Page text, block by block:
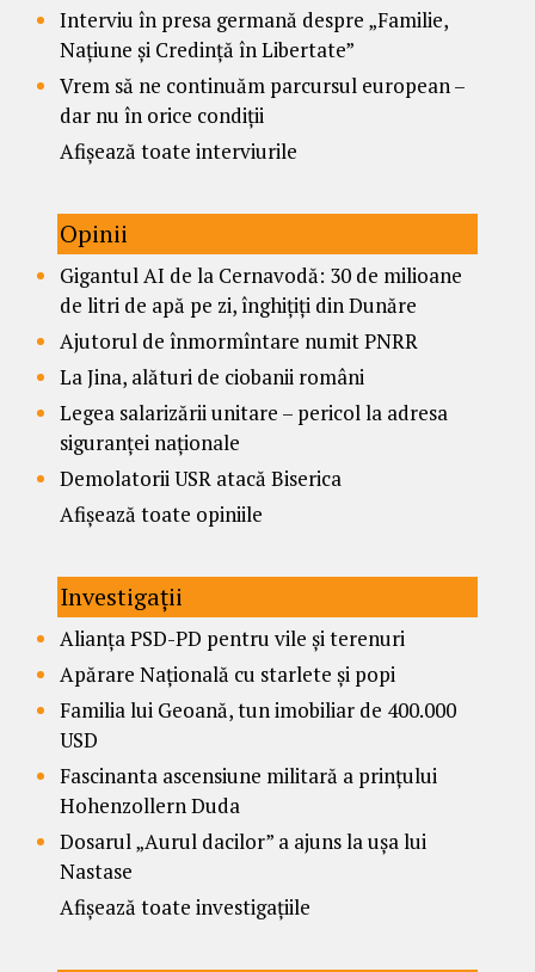
Interviu în presa germană despre „Familie,
Națiune și Credință în Libertate”
Vrem să ne continuăm parcursul european –
dar nu în orice condiții
Afișează toate interviurile
Opinii
Gigantul AI de la Cernavodă: 30 de milioane
de litri de apă pe zi, înghițiți din Dunăre
Ajutorul de înmormîntare numit PNRR
La Jina, alături de ciobanii români
Legea salarizării unitare – pericol la adresa
siguranței naționale
Demolatorii USR atacă Biserica
Afișează toate opiniile
Investigații
Alianța PSD-PD pentru vile și terenuri
Apărare Națională cu starlete și popi
Familia lui Geoană, tun imobiliar de 400.000
USD
Fascinanta ascensiune militară a prințului
Hohenzollern Duda
Dosarul „Aurul dacilor” a ajuns la ușa lui
Nastase
Afișează toate investigațiile